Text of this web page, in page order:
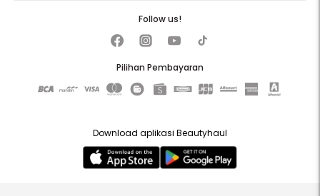
Pilihan Pembayaran
Follow us!
Download aplikasi Beautyhaul